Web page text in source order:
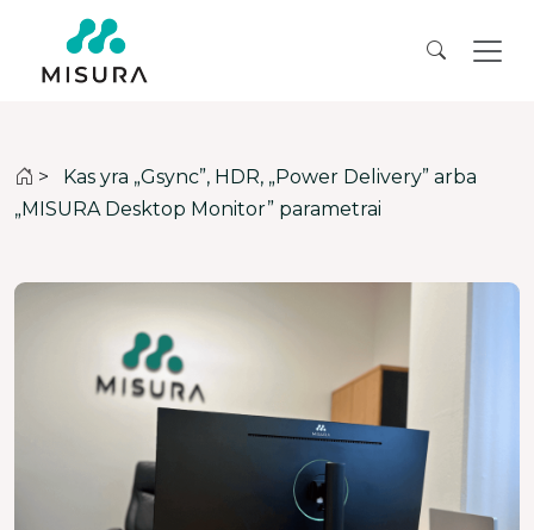
>
Kas yra „Gsync”, HDR, „Power Delivery” arba
„MISURA Desktop Monitor” parametrai